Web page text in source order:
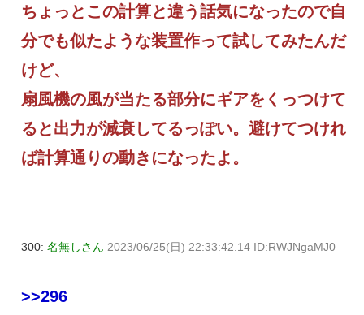
ちょっとこの計算と違う話気になったので自
分でも似たような装置作って試してみたんだ
けど、
扇風機の風が当たる部分にギアをくっつけて
ると出力が減衰してるっぽい。避けてつけれ
ば計算通りの動きになったよ。
300: 名無しさん 2023/06/25(日) 22:33:42.14 ID:RWJNgaMJ0
>>296